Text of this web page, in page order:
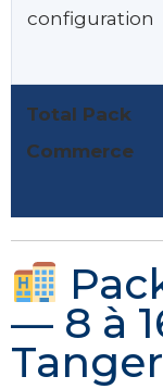
configuration
Total Pack
Commerce
— 8 à
Tanger